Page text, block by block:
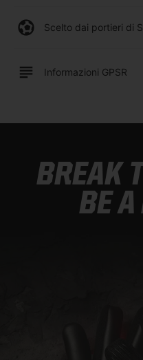
Scelto dai portieri di
Informazioni GPSR
BREAK
BE